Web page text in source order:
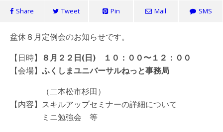
Share Tweet Pin Mail SMS
盆休８月定例会のお知らせです。
【日時】 ８月２２日(日) １０：００〜１２：００
【会場】 ふくしまユニバーサルねっと事務局
（二本松市杉田）
【内容】スキルアップセミナーの詳細について
ミニ勉強会 等